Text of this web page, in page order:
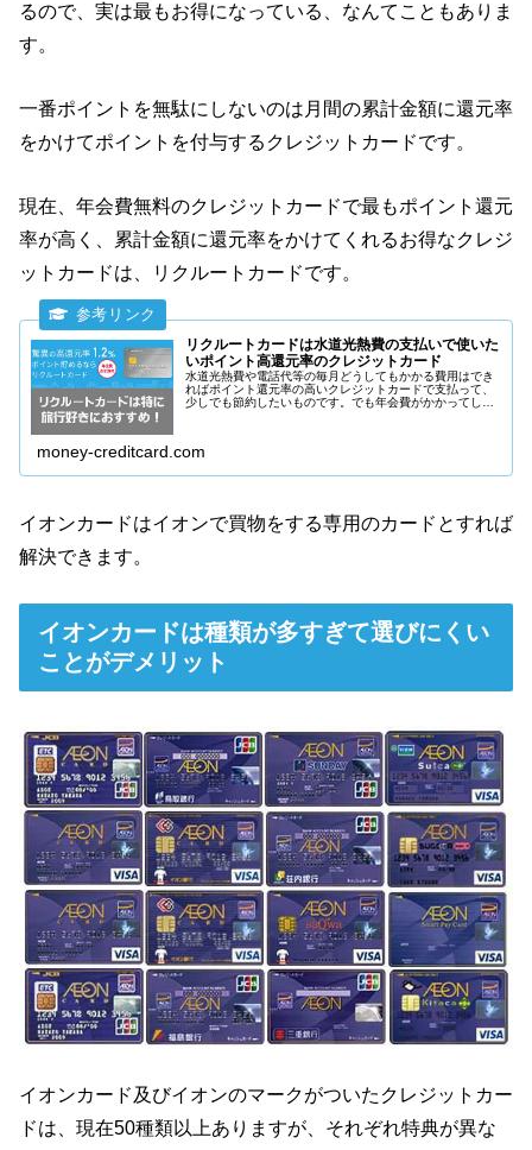
るので、実は最もお得になっている、なんてこともありま
す。
一番ポイントを無駄にしないのは月間の累計金額に還元率
をかけてポイントを付与するクレジットカードです。
現在、年会費無料のクレジットカードで最もポイント還元
率が高く、累計金額に還元率をかけてくれるお得なクレジ
ットカードは、リクルートカードです。
リクルートカードは水道光熱費の支払いで使いた
いポイント高還元率のクレジットカード
水道光熱費や電話代等の毎月どうしてもかかる費用はでき
ればポイント還元率の高いクレジットカードで支払って、
少しでも節約したいものです。でも年会費がかかってしま
money-creditcard.com
イオンカードはイオンで買物をする専用のカードとすれば
解決できます。
イオンカードは種類が多すぎて選びにくい
ことがデメリット
イオンカード及びイオンのマークがついたクレジットカー
ドは、現在50種類以上ありますが、それぞれ特典が異な